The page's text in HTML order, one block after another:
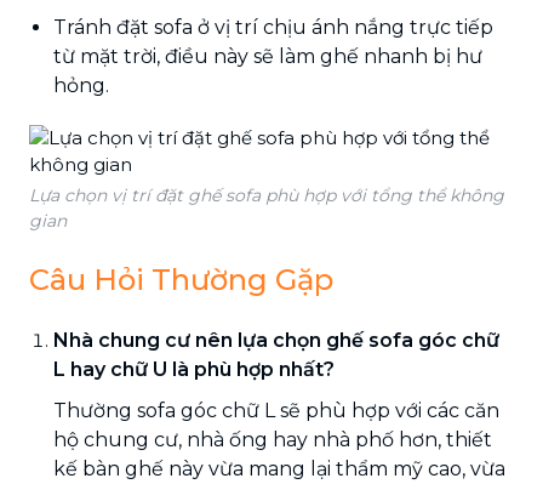
Tránh đặt sofa ở vị trí chịu ánh nắng trực tiếp
từ mặt trời, điều này sẽ làm ghế nhanh bị hư
hỏng.
Lựa chọn vị trí đặt ghế sofa phù hợp với tổng thể không
gian
Câu Hỏi Thường Gặp
Nhà chung cư nên lựa chọn ghế sofa góc chữ
L hay chữ U là phù hợp nhất?
Thường sofa góc chữ L sẽ phù hợp với các căn
hộ chung cư, nhà ống hay nhà phố hơn, thiết
kế bàn ghế này vừa mang lại thẩm mỹ cao, vừa